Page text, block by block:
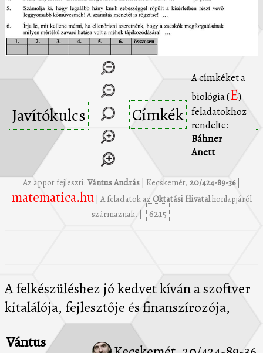
Javítókulcs Címkék
A címkéket a
biológia (E)
feladatokhoz
rendelte:
Báhner
Anett
Az appot fejleszti: Vántus András | Kecskemét, 20/424-89-36|
matematica.hu| A feladatok az Oktatási Hivatalhonlapjáról
származnak. |
6215
A felkészüléshez jó kedvet kíván a szoftver
kitalálója, fejlesztője és finanszírozója,
Vántus